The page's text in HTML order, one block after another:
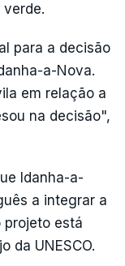
para a decisão
a-Nova.
em relação a
na decisão",
Idanha-a-
a integrar a
projeto está
da UNESCO.